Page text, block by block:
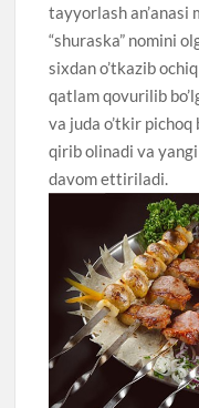
tayyorlash an’anasi
“shuraska” nomini
sixdan o’tkazib
qatlam qovurilib
va juda o’tkir
qirib olinadi va
davom ettiriladi.